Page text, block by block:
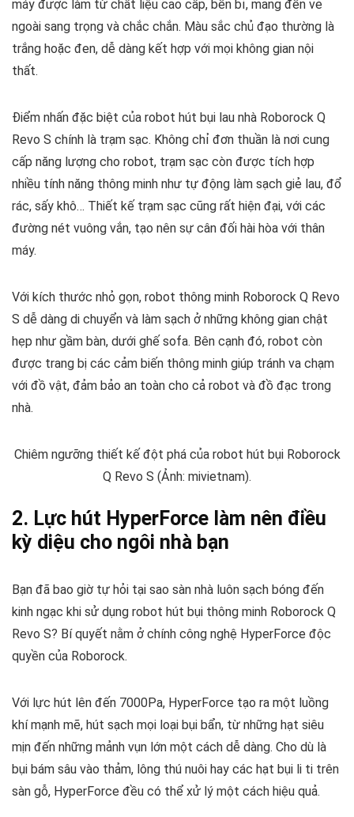
máy được làm từ chất liệu cao cấp, bền bỉ, mang đến vẻ
ngoài sang trọng và chắc chắn. Màu sắc chủ đạo thường là
trắng hoặc đen, dễ dàng kết hợp với mọi không gian nội
thất.
Điểm nhấn đặc biệt của robot hút bụi lau nhà Roborock Q
Revo S chính là trạm sạc. Không chỉ đơn thuần là nơi cung
cấp năng lượng cho robot, trạm sạc còn được tích hợp
nhiều tính năng thông minh như tự động làm sạch giẻ lau, đổ
rác, sấy khô… Thiết kế trạm sạc cũng rất hiện đại, với các
đường nét vuông vắn, tạo nên sự cân đối hài hòa với thân
máy.
Với kích thước nhỏ gọn, robot thông minh Roborock Q Revo
S dễ dàng di chuyển và làm sạch ở những không gian chật
hẹp như gầm bàn, dưới ghế sofa. Bên cạnh đó, robot còn
được trang bị các cảm biến thông minh giúp tránh va chạm
với đồ vật, đảm bảo an toàn cho cả robot và đồ đạc trong
nhà.
Chiêm ngưỡng thiết kế đột phá của robot hút bụi Roborock
Q Revo S (Ảnh: mivietnam).
2. Lực hút HyperForce làm nên điều
kỳ diệu cho ngôi nhà bạn
Bạn đã bao giờ tự hỏi tại sao sàn nhà luôn sạch bóng đến
kinh ngạc khi sử dụng robot hút bụi thông minh Roborock Q
Revo S? Bí quyết nằm ở chính công nghệ HyperForce độc
quyền của Roborock.
Với lực hút lên đến 7000Pa, HyperForce tạo ra một luồng
khí mạnh mẽ, hút sạch mọi loại bụi bẩn, từ những hạt siêu
mịn đến những mảnh vụn lớn một cách dễ dàng. Cho dù là
bụi bám sâu vào thảm, lông thú nuôi hay các hạt bụi li ti trên
sàn gỗ, HyperForce đều có thể xử lý một cách hiệu quả.